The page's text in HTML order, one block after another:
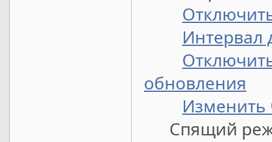
Интервал
обновления
Изменить
Спящий